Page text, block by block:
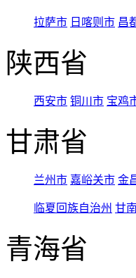
拉萨市 日喀则市 昌
陕西省
西安市 铜川市 宝鸡
甘肃省
兰州市 嘉峪关市 金
临夏回族自治州 甘
青海省